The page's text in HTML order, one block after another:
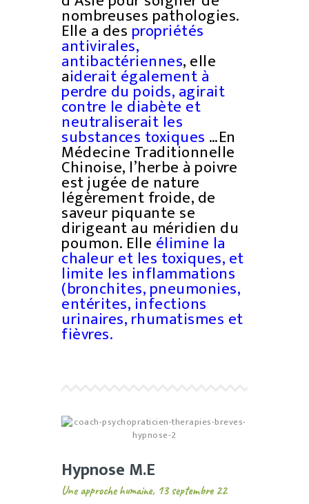
nombreuses pathologies.
Elle a des propriétés
antivirales,
antibactériennes, elle
aiderait également à
perdre du poids, agirait
contre le diabète et
neutraliserait les
substances toxiques …En
Médecine Traditionnelle
Chinoise, l’herbe à poivre
est jugée de nature
légèrement froide, de
saveur piquante se
dirigeant au méridien du
poumon. Elle élimine la
chaleur et les toxiques, et
limite les inflammations
(bronchites, pneumonies,
entérites, infections
urinaires, rhumatismes et
fièvres.
Hypnose M.E
Une approche humaine, 13 septembre 22